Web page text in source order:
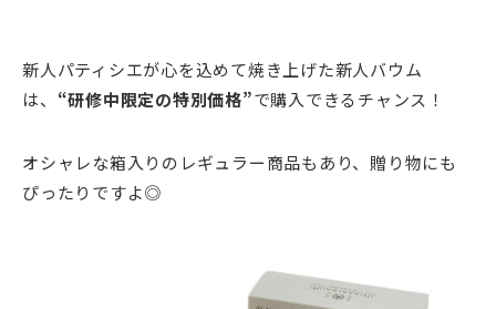
新人パティシエが心を込めて焼き上げた新人バウム
は、 “研修中限定の特別価格”で購入できるチャンス！
オシャレな箱入りのレギュラー商品もあり、贈り物にも
ぴったりですよ◎